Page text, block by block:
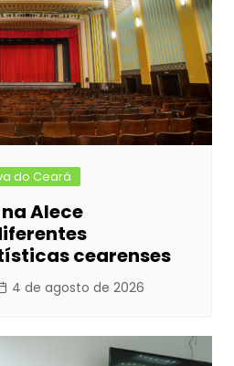
do Ceará
Alece
cearenses
4 de agosto de 2026